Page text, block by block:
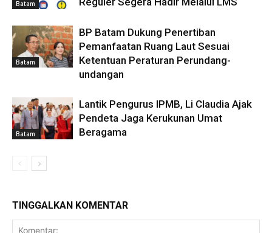
Batam
Batam
BP Batam Dukung Penertiban
Pemanfaatan Ruang Laut Sesuai
Ketentuan Peraturan Perundang-
undangan
Batam
Lantik Pengurus IPMB, Li Claudia Ajak
Pendeta Jaga Kerukunan Umat
Beragama
TINGGALKAN KOMENTAR